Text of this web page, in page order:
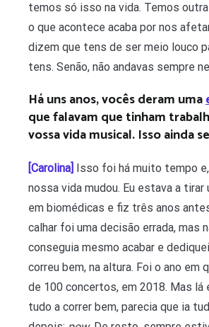
temos só isso na vida. Temos
o que acontece acaba por nos
dizem que tens de ser meio louco
tens. Senão, não andavas sempre
Há uns anos, vocês deram uma
que falavam que tinham
vossa vida musical. Isso ainda
[Carolina]
Isso foi há muito tempo
nossa vida mudou. Eu estava a tirar
em biomédicas e fiz três anos
calhar foi uma decisão errada, mas
conseguia mesmo acabar e
correu bem, na altura. Foi o ano em
de 100 concertos, em 2018. Mas lá
tudo a correr bem, parecia que ia